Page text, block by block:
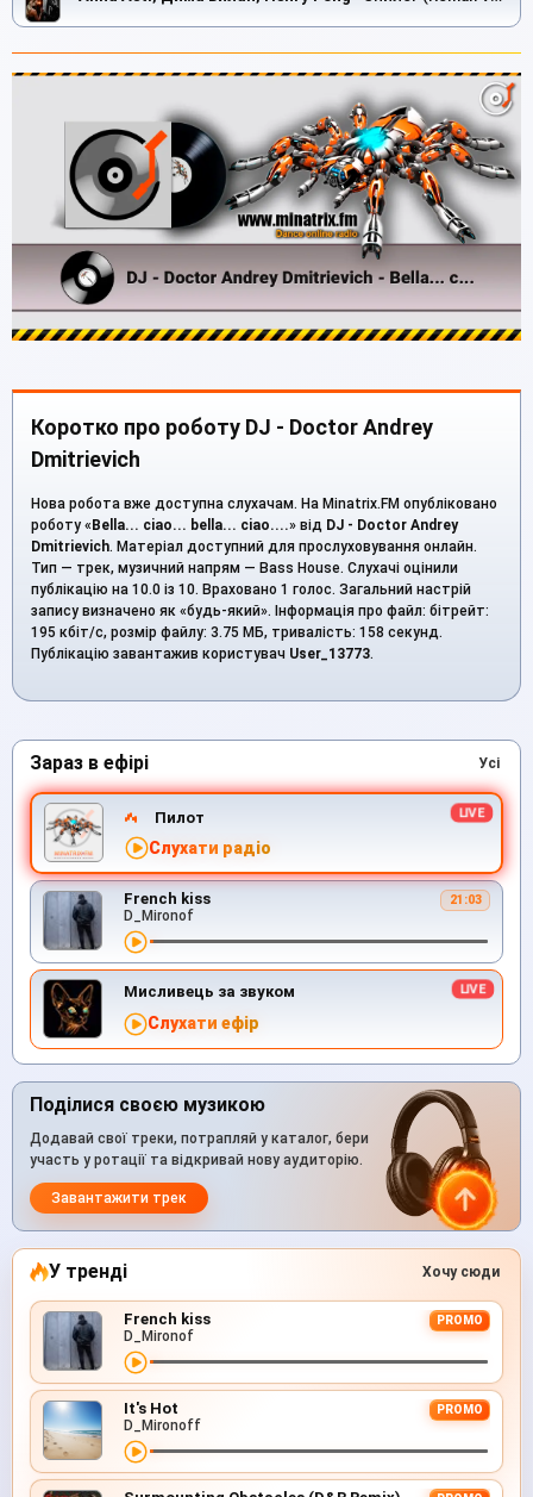
Коротко про роботу DJ - Doctor Andrey
Dmitrievich
Нова робота вже доступна слухачам. На Minatrix.FM опубліковано
роботу «Bella... ciao... bella... ciao....» від DJ - Doctor Andrey
Dmitrievich. Матеріал доступний для прослуховування онлайн.
Тип — трек, музичний напрям — Bass House. Слухачі оцінили
публікацію на 10.0 із 10. Враховано 1 голос. Загальний настрій
запису визначено як «будь-який». Інформація про файл: бітрейт:
195 кбіт/с, розмір файлу: 3.75 МБ, тривалість: 158 секунд.
Публікацію завантажив користувач User_13773.
Зараз в ефірі Усі
Пилот
Слухати радіо
French kiss 21:03
D_Mironof
Мисливець за звуком
Слухати ефір
Поділися своєю музикою
Додавай свої треки, потрапляй у каталог, бери
участь у ротації та відкривай нову аудиторію.
Завантажити трек
У тренді Хочу сюди
French kiss PROMO
D_Mironof
It's Hot PROMO
D_Mironoff